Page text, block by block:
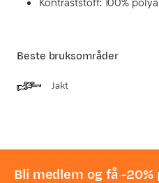
Beste bruksområder
Jakt
Bli medlem og få -